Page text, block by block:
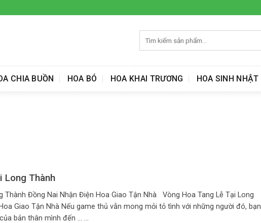
kiếm:
CHIA BUỒN HOA BÓ HOA KHAI TRƯƠNG HOA SINH NHẬT
Long Thành
Thành Đồng Nai Nhận Điện Hoa Giao Tận Nhà Vòng Hoa Tang Lễ Tại Long
Giao Tận Nhà Nếu game thủ vẫn mong mỏi tỏ tình với những người đó, bạn
bản thân mình đến ... ...